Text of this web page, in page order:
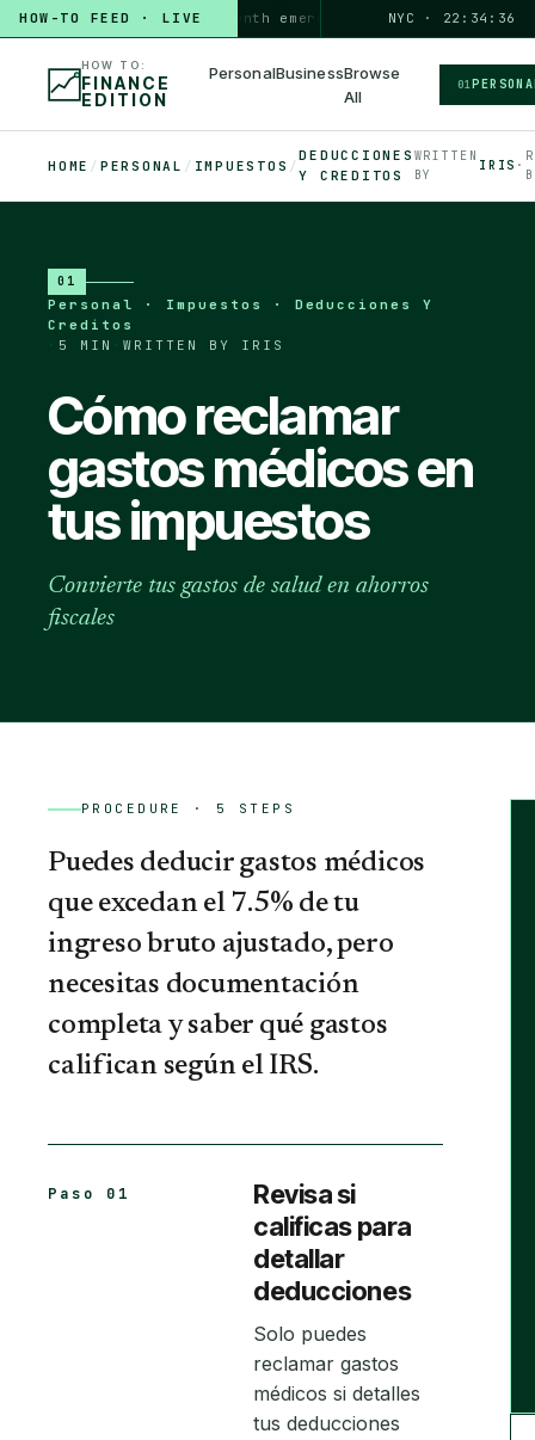
HOW-TO FEED · LIVE
HOW TO build a 3-month emergency fund PERSONAL · 6 MIN◆
NYC · 22:34:37
HOW TO:
FINANCE
EDITION
PersonalBusinessBrowse
All
01
HOME / PERSONAL / IMPUESTOS /
DEDUCCIONES
Y CREDITOS
WRITTEN
BY
IRIS ·
01
Personal · Impuestos · Deducciones Y
Creditos
5 MIN WRITTEN BY IRIS
Cómo reclamar
gastos médicos en
tus impuestos
Convierte tus gastos de salud en ahorros
fiscales
PROCEDURE · 5 STEPS
Puedes deducir gastos médicos
que excedan el 7.5% de tu
ingreso bruto ajustado, pero
necesitas documentación
completa y saber qué gastos
califican según el IRS.
Paso 01
Revisa si
calificas para
detallar
deducciones
Solo puedes
reclamar gastos
médicos si detalles
tus deducciones